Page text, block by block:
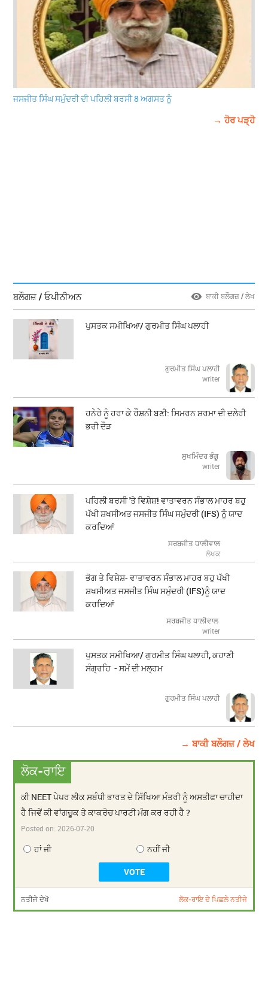
ਜਸਜੀਤ ਸਿੰਘ ਸਮੁੰਦਰੀ ਦੀ ਪਹਿਲੀ ਬਰਸੀ 8 ਅਗਸਤ ਨੂੰ
→ ਹੋਰ ਪੜ੍ਹੋ
ਬਲੌਗਜ਼ / ਓਪੀਨੀਅਨ ਬਾਕੀ ਬਲੌਗਜ਼ / ਲੇਖ
ਪੁਸਤਕ ਸਮੀਖਿਆ/ ਗੁਰਮੀਤ ਸਿੰਘ ਪਲਾਹੀ
ਗੁਰਮੀਤ ਸਿੰਘ ਪਲਾਹੀ
writer
ਹਨੇਰੇ ਨੂੰ ਹਰਾ ਕੇ ਰੌਸ਼ਨੀ ਬਣੀ: ਸਿਮਰਨ ਸ਼ਰਮਾ ਦੀ ਦਲੇਰੀ
ਭਰੀ ਦੌੜ
ਸੁਖਮਿੰਦਰ ਭੰਗੂ
writer
ਪਹਿਲੀ ਬਰਸੀ 'ਤੇ ਵਿਸ਼ੇਸ਼! ਵਾਤਾਵਰਨ ਸੰਭਾਲ ਮਾਹਰ ਬਹੁ
ਪੱਖੀ ਸ਼ਖਸੀਅਤ ਜਸਜੀਤ ਸਿੰਘ ਸਮੁੰਦਰੀ (IFS) ਨੂੰ ਯਾਦ
ਕਰਦਿਆਂ
ਸਰਬਜੀਤ ਧਾਲੀਵਾਲ
ਲੇਖਕ
ਭੋਗ ਤੇ ਵਿਸ਼ੇਸ਼- ਵਾਤਾਵਰਨ ਸੰਭਾਲ ਮਾਹਰ ਬਹੁ ਪੱਖੀ
ਸ਼ਖਸੀਅਤ ਜਸਜੀਤ ਸਿੰਘ ਸਮੁੰਦਰੀ (IFS)ਨੂੰ ਯਾਦ
ਕਰਦਿਆਂ
ਸਰਬਜੀਤ ਧਾਲੀਵਾਲ
writer
ਪੁਸਤਕ ਸਮੀਖਿਆ/ ਗੁਰਮੀਤ ਸਿੰਘ ਪਲਾਹੀ, ਕਹਾਣੀ
ਸੰਗ੍ਰਹਿ - ਸਮੇਂ ਦੀ ਮਲ੍ਹਮ
ਗੁਰਮੀਤ ਸਿੰਘ ਪਲਾਹੀ
→ ਬਾਕੀ ਬਲੌਗਜ਼ / ਲੇਖ
ਲੋਕ-ਰਾਇ
ਕੀ NEET ਪੇਪਰ ਲੀਕ ਸਬੰਧੀ ਭਾਰਤ ਦੇ ਸਿੱਖਿਆ ਮੰਤਰੀ ਨੂੰ ਅਸਤੀਫਾ ਚਾਹੀਦਾ
ਹੈ ਜਿਵੇਂ ਕੀ ਵਾਂਗਚੂਕ ਤੇ ਕਾਕਰੋਚ ਪਾਰਟੀ ਮੰਗ ਕਰ ਰਹੀ ਹੈ ?
Posted on:2026-07-20
ਹਾਂ ਜੀ ਨਹੀਂ ਜੀ
ਨਤੀਜੇ ਦੇਖੋ ਲੋਕ-ਰਾਇ ਦੇ ਪਿਛਲੇ ਨਤੀਜੇ